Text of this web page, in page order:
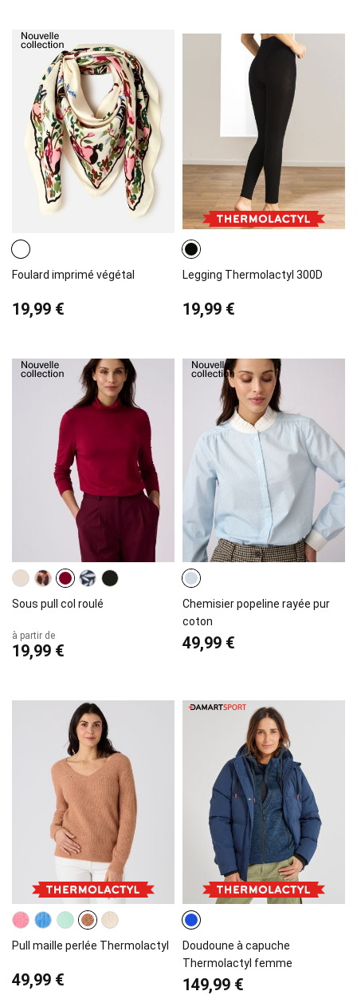
Foulard imprimé végétal
19,99 €
Legging Thermolactyl 300D
19,99 €
Sous pull col roulé
à partir de
19,99 €
Chemisier popeline rayée pur
coton
49,99 €
Pull maille perlée Thermolactyl
49,99 €
Doudoune à capuche
Thermolactyl femme
149,99 €